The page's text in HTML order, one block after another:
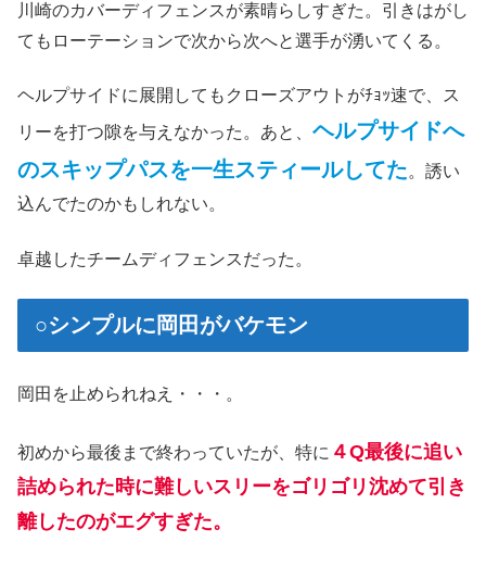
川崎のカバーディフェンスが素晴らしすぎた。引きはがし
てもローテーションで次から次へと選手が湧いてくる。
ヘルプサイドに展開してもクローズアウトがﾁｮｯ速で、ス
リーを打つ隙を与えなかった。あと、 ヘルプサイドへ
のスキップパスを一生スティールしてた。誘い
込んでたのかもしれない。
卓越したチームディフェンスだった。
○シンプルに岡田がバケモン
岡田を止められねえ・・・。
初めから最後まで終わっていたが、特に ４Q最後に追い
詰められた時に難しいスリーをゴリゴリ沈めて引き
離したのがエグすぎた。